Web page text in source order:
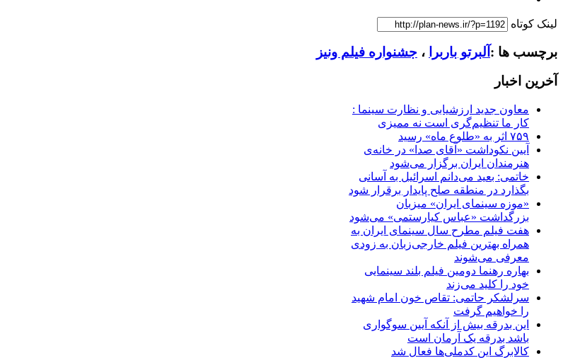
لینک کوتاه
برچسب ها : آلبرتو باربرا ، جشنواره فیلم ونیز
آخرین اخبار
معاون جدید ارزشیابی و نظارت سینما :
کار ما تنظیم‌گری است نه ممیزی
۷۵۹ اثر به «طلوع ماه» رسید
آیین نکوداشت «آقای صدا» در خانه‌ی
هنرمندان ایران برگزار می‌شود
خاتمی: بعید می‌دانم اسرائیل به آسانی
بگذارد در منطقه صلح پایدار برقرار شود
«موزه سینمای ایران» میزبان
بزرگداشت «عباس کیارستمی» می‌شود
هفت فیلم مطرح سال سینمای ایران به
همراه بهترین فیلم خارجی‌زبان به زودی
معرفی می‌شوند
بهاره رهنما دومین فیلم بلند سینمایی
خود را کلید می‌زند
سرلشکر حاتمی: تقاص خون امام شهید
را خواهیم گرفت
این بدرقه بیش از آنکه آیین سوگواری
باشد بدرقه یک آرمان است
کالابرگ این کدملی‌ها فعال شد